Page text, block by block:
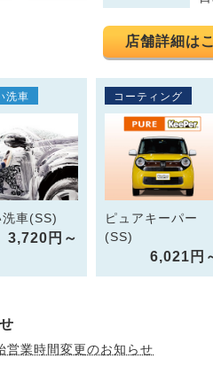
店舗詳細は
洗車
車(SS)
3,720円～
コーティング
ピュアキーパー
(SS)
6,021円
営業時間変更のお知らせ